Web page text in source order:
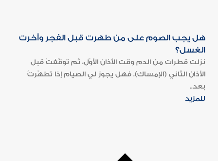
هل يجب الصوم على من طهرت قبل الفجر وأخرت
الغسل؟
نزلت قطرات من الدم وقت الأذان الأوّل، ثم توقّفتْ قبل
الأذان الثاني (الإمساك). فهل يجوز لي الصيام إذا تطهّرتُ
بعد..
للمزيد